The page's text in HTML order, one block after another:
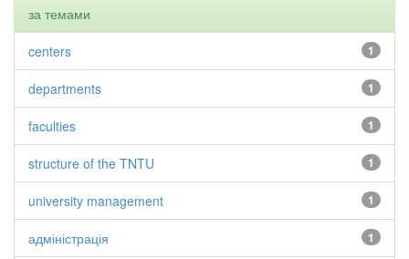
за темами
1
centers
1
departments
1
faculties
1
structure of the TNTU
1
university management
1
адміністрація